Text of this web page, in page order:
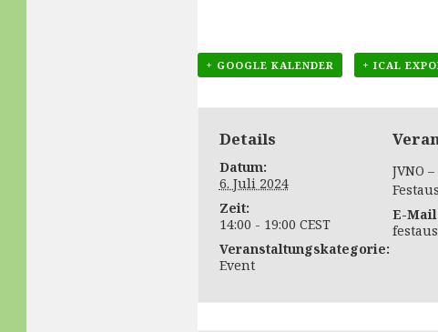
+ GOOGLE KALENDER + ICAL
Details
Datum:
6. Juli 2024
Zeit:
14:00 - 19:00 CEST
Veranstaltungskategorie:
Event
JVNO –
E-